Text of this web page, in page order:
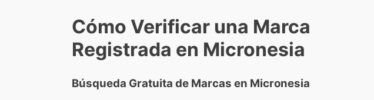
Cómo Verificar una Marca
Registrada en Micronesia
Búsqueda Gratuita de Marcas en Micronesia